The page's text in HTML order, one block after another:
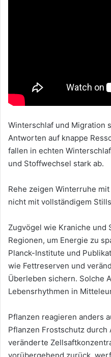
Winterschlaf und Migration
Antworten auf knappe
fallen in echten
und Stoffwechsel stark ab.
Rehe zeigen Winterruhe
nicht mit vollständigem
Zugvögel wie Kraniche und
Regionen, um Energie zu
Planck-Institute und
wie Fettreserven und
Überleben sichern. Solche
Lebensrhythmen in
Pflanzen reagieren anders
Pflanzen Frostschutz
veränderte
vorübergehend zurück,